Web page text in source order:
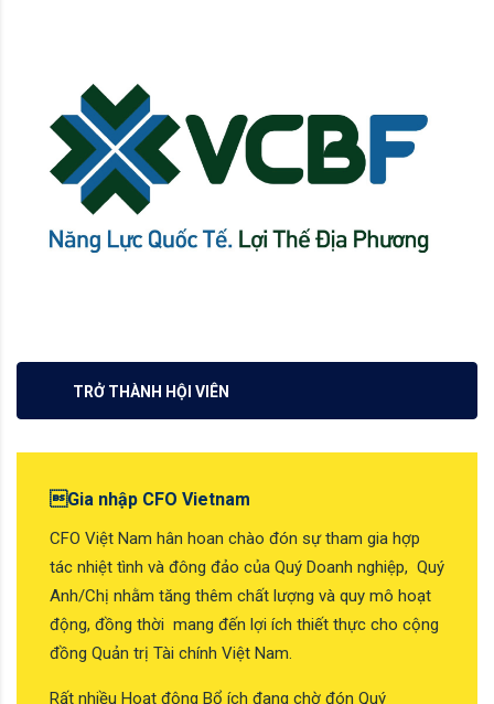
TRỞ THÀNH HỘI VIÊN
Gia nhập CFO Vietnam
CFO Việt Nam hân hoan chào đón sự tham gia hợp
tác nhiệt tình và đông đảo của Quý Doanh nghiệp, Quý
Anh/Chị nhằm tăng thêm chất lượng và quy mô hoạt
động, đồng thời mang đến lợi ích thiết thực cho cộng
đồng Quản trị Tài chính Việt Nam.
Rất nhiều Hoạt động Bổ ích đang chờ đón Quý